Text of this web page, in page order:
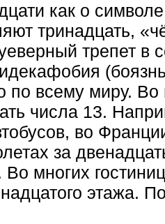
как о
тринадцать,
трепет в
по всему миру.
числа 13.
во
за
многих
этажа.